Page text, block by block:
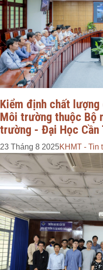
Kiểm định chất lượng
Môi trường thuộc Bộ
trường - Đại Học Cần
23 Tháng 8 2025KHMT - Tin